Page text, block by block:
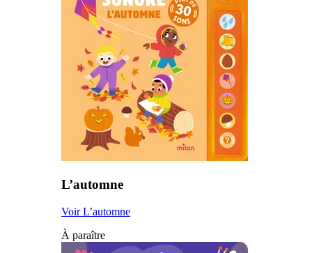
L’automne
Voir L’automne
À paraître